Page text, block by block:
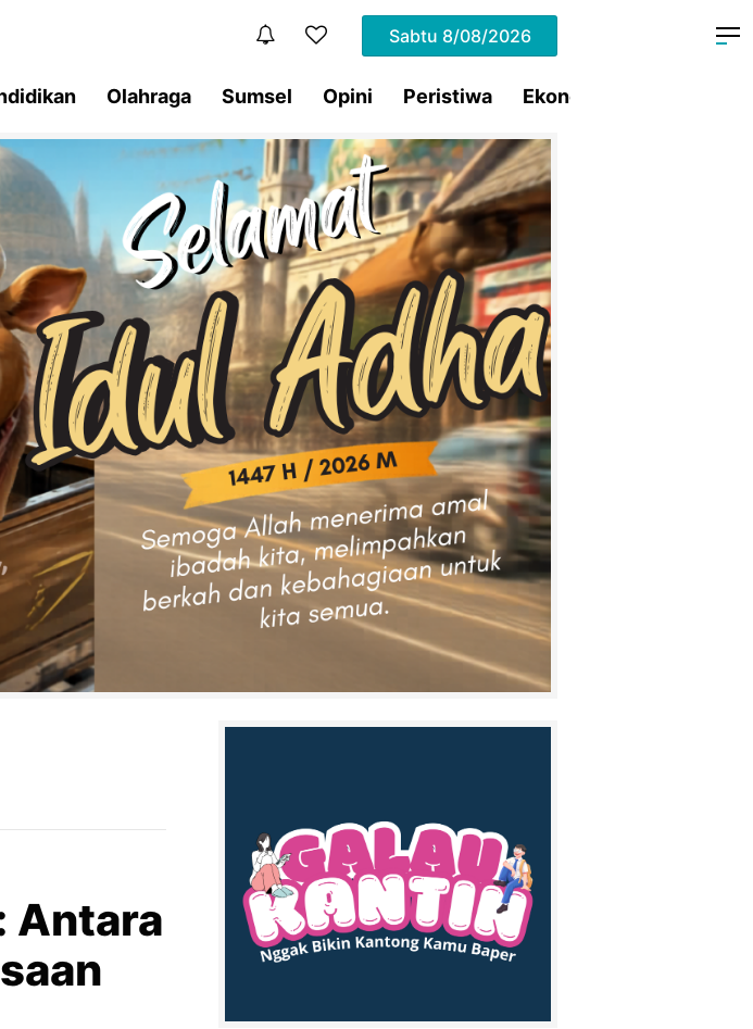
Sabtu 8/08/2026
Olahraga Sumsel Opini Peristiwa Ekonomi
Antara